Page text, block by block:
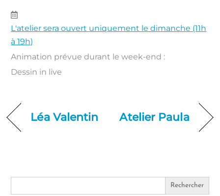
L'atelier sera ouvert uniquement le dimanche (11h
à 19h)
Animation prévue durant le week-end :
Dessin in live
Léa Valentin Atelier Paula
Search